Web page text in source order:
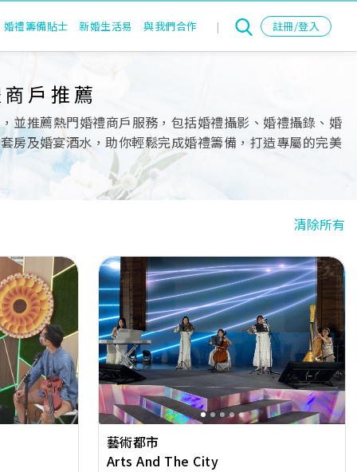
婚禮籌備貼士 新婚生活易 與我們合作 | 註冊/登入
戶推薦
並推薦熱門婚禮商戶服務，包括婚禮攝影、婚禮攝錄、婚
及婚宴酒水，助你輕鬆完成婚禮籌備，打造專屬的完美
清除所有
Previous Next
藝術都市
Arts And The City